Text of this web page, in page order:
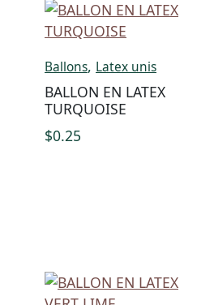
Ballons, Latex unis
BALLON EN LATEX
TURQUOISE
$0.25